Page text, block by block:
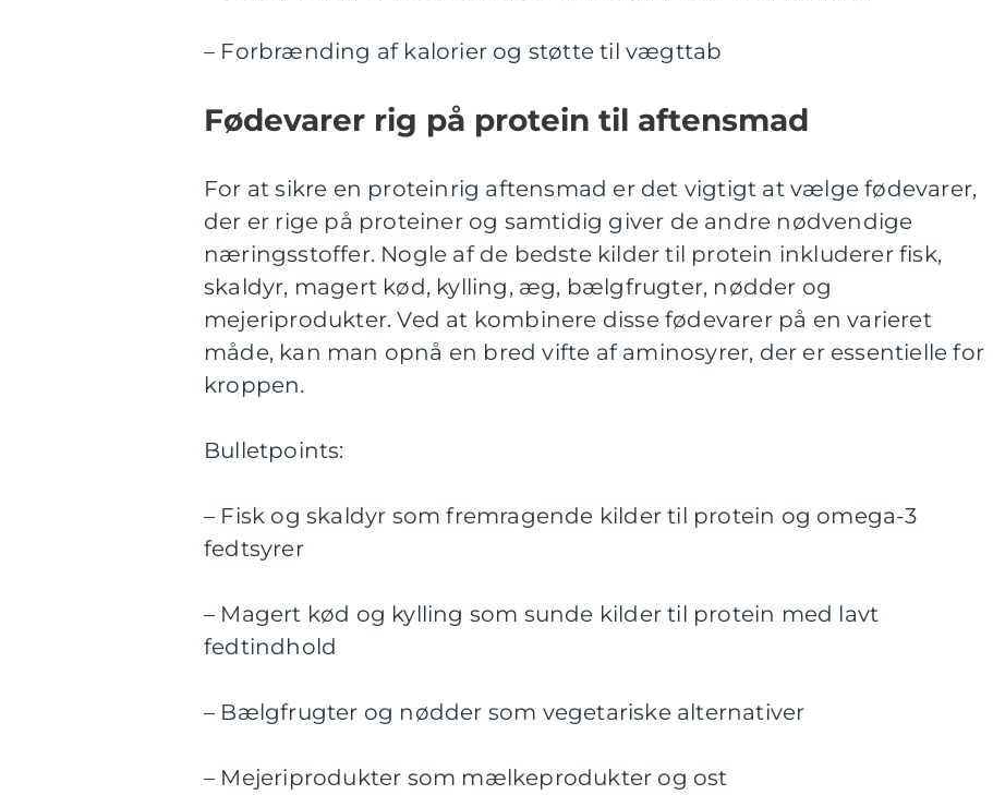
– Forbrænding af kalorier og støtte til vægttab
Fødevarer rig på protein til aftensmad
For at sikre en proteinrig aftensmad er det vigtigt at vælge fødevarer,
der er rige på proteiner og samtidig giver de andre nødvendige
næringsstoffer. Nogle af de bedste kilder til protein inkluderer fisk,
skaldyr, magert kød, kylling, æg, bælgfrugter, nødder og
mejeriprodukter. Ved at kombinere disse fødevarer på en varieret
måde, kan man opnå en bred vifte af aminosyrer, der er essentielle for
kroppen.
Bulletpoints:
– Fisk og skaldyr som fremragende kilder til protein og omega-3
fedtsyrer
– Magert kød og kylling som sunde kilder til protein med lavt
fedtindhold
– Bælgfrugter og nødder som vegetariske alternativer
– Mejeriprodukter som mælkeprodukter og ost